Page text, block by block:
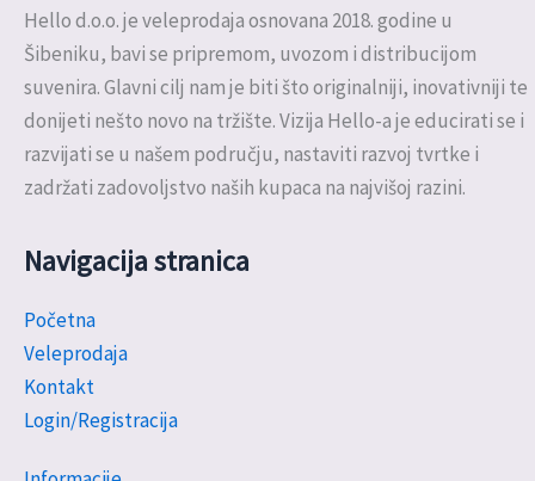
Hello d.o.o. je veleprodaja osnovana 2018. godine u
Šibeniku, bavi se pripremom, uvozom i distribucijom
suvenira. Glavni cilj nam je biti što originalniji, inovativniji te
donijeti nešto novo na tržište. Vizija Hello-a je educirati se i
razvijati se u našem području, nastaviti razvoj tvrtke i
zadržati zadovoljstvo naših kupaca na najvišoj razini.
Navigacija stranica
Početna
Veleprodaja
Kontakt
Login/Registracija